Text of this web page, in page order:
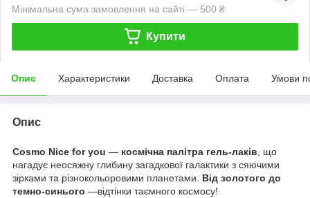
Мінімальна сума замовлення на сайті — 500 ₴
Купити
Опис Характеристики Доставка Оплата Умови
Опис
Cosmo Nice for you — космічна палітра гель-лаків , що
нагадує неосяжну глибину загадкової галактики з сяючими
зірками та різнокольоровими планетами. Від золотого до
темно-синього —відтінки таємного космосу!